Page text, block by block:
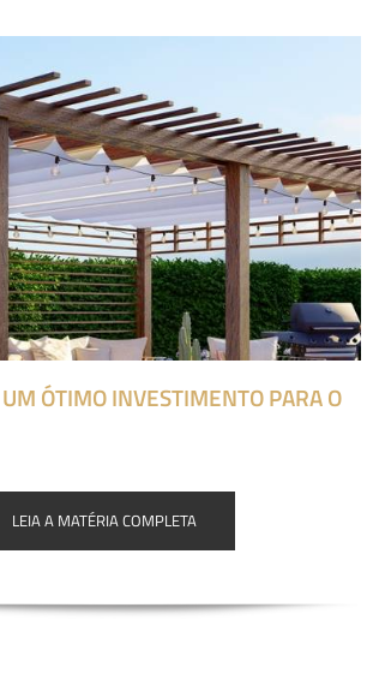
ÓTIMO INVESTIMENTO PARA O
LEIA A MATÉRIA COMPLETA